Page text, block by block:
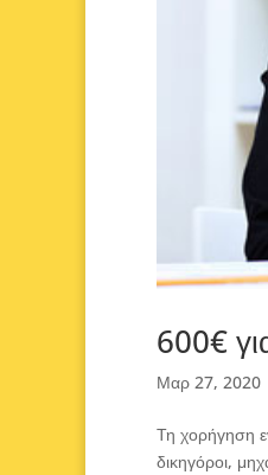
600€
Μαρ 27, 2020
Τη χορήγηση
δικηγόροι,